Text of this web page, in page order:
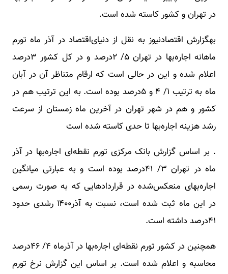
در تهران و کشور کاسته شده است.
بهگزارش اقتصادنیوز به نقل از دنیای‌اقتصاد در آذر ماه تورم
ماهانه اجاره‌بها در تهران ۵/ ۲درصد و در کل کشور ۳درصد
اعلام شده و این در حالی است که ارقام متناظر آن در آبان
ماه به ترتیب ۱/ ۴ و ۵درصد بوده است. به این ترتیب هم در
کشور و هم در شهر تهران در آخرین ماه زمستان از سرعت
رشد هزینه اجاره‌بها تا حدی کاسته شده است
. بر اساس گزارش بانک مرکزی تورم نقطه‌ای اجاره‌بها در آذر
ماه در تهران ۳/ ۴۱درصد بوده است و به عبارتی میانگین
اجاره‌بهای منعکس‌شده در قراردادهایی که به صورت رسمی
در این ماه ثبت شده است، نسبت به آذر۱۴۰۰ رشدی حدود
۴۱درصد داشته است.
همچنین در کشور تورم نقطه‌ای اجاره‌بها در آذرماه ۴/ ۴۶درصد
محاسبه و اعلام شده است. بر اساس این گزارش نرخ تورم